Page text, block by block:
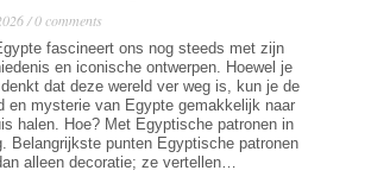
/ 0 comments
fascineert ons nog steeds met zijn
en iconische ontwerpen. Hoewel je
dat deze wereld ver weg is, kun je de
en mysterie van Egypte gemakkelijk naar
halen. Hoe? Met Egyptische patronen in
Belangrijkste punten Egyptische patronen
alleen decoratie; ze vertellen…